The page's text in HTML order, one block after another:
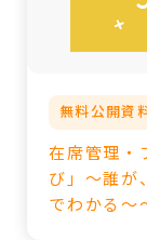
無料公開資
在席管理・
び」～誰が
でわかる～